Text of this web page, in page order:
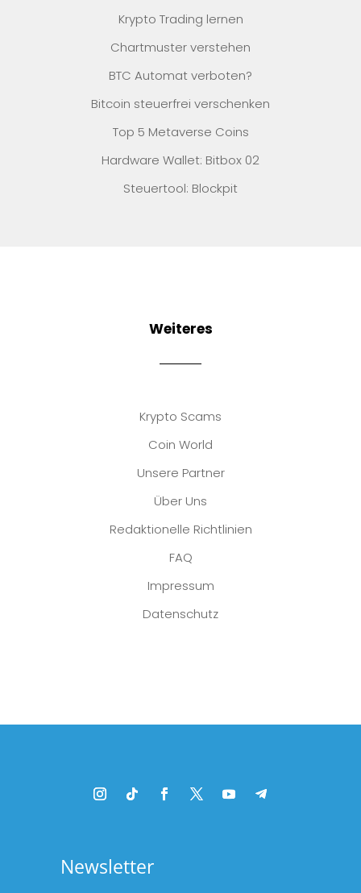
Krypto Trading lernen
Chartmuster verstehen
BTC Automat verboten?
Bitcoin steuerfrei verschenken
Top 5 Metaverse Coins
Hardware Wallet: Bitbox 02
Steuertool: Blockpit
Weiteres
Krypto Scams
Coin World
Unsere Partner
Über Uns
Redaktionelle Richtlinien
FAQ
Impressum
Datenschutz
Newsletter